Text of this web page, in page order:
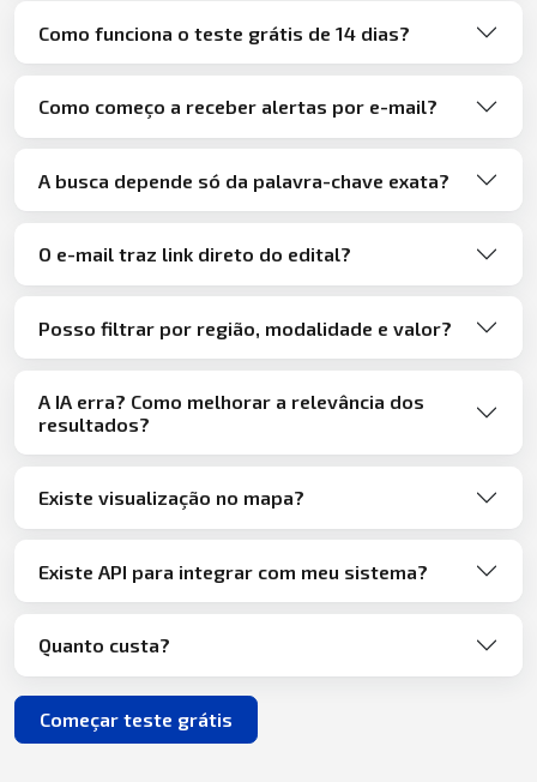
Como funciona o teste grátis de 14 dias?
Como começo a receber alertas por e-mail?
A busca depende só da palavra-chave exata?
O e-mail traz link direto do edital?
Posso filtrar por região, modalidade e valor?
A IA erra? Como melhorar a relevância dos
resultados?
Existe visualização no mapa?
Existe API para integrar com meu sistema?
Quanto custa?
Começar teste grátis